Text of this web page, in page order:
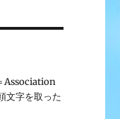
Association
字を取った